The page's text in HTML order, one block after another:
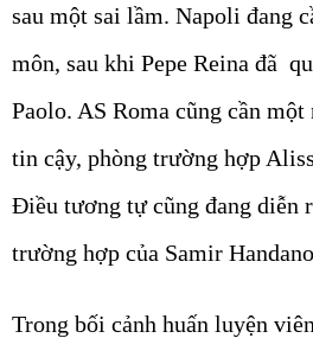
sau một sai lầm. Napoli đang
môn, sau khi Pepe Reina đã
Paolo. AS Roma cũng cần
tin cậy, phòng trường hợp
Điều tương tự cũng đang diễn
trường hợp của Samir
Trong bối cảnh huấn luyện viên